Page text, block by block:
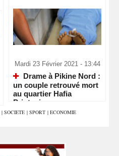
Mardi 23 Février 2021 - 13:44
Drame à Pikine Nord :
un couple retrouvé mort
au quartier Hafia
Printania
| SOCIETE | SPORT | ECONOMIE